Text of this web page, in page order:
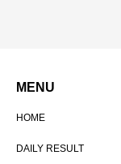
MENU
HOME
DAILY RESULT